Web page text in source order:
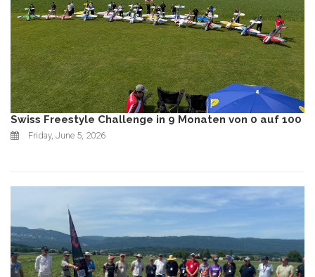
Swiss Freestyle Challenge in 9 Monaten von 0 auf 100
Friday, June 5, 2026